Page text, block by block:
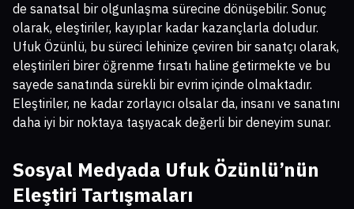
de sanatsal bir olgunlaşma sürecine dönüşebilir. Sonuç
olarak, eleştiriler, kayıplar kadar kazançlarla doludur.
Ufuk Özünlü, bu süreci lehinize çeviren bir sanatçı olarak,
eleştirileri birer öğrenme fırsatı haline getirmekte ve bu
sayede sanatında sürekli bir evrim içinde olmaktadır.
Eleştiriler, ne kadar zorlayıcı olsalar da, insanı ve sanatını
daha iyi bir noktaya taşıyacak değerli bir deneyim sunar.
Sosyal Medyada Ufuk Özünlü’nün
Eleştiri Tartışmaları